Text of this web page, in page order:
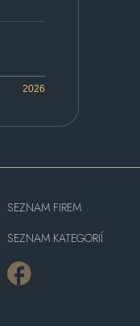
2026
SEZNAM FIREM
SEZNAM KATEGORIÍ